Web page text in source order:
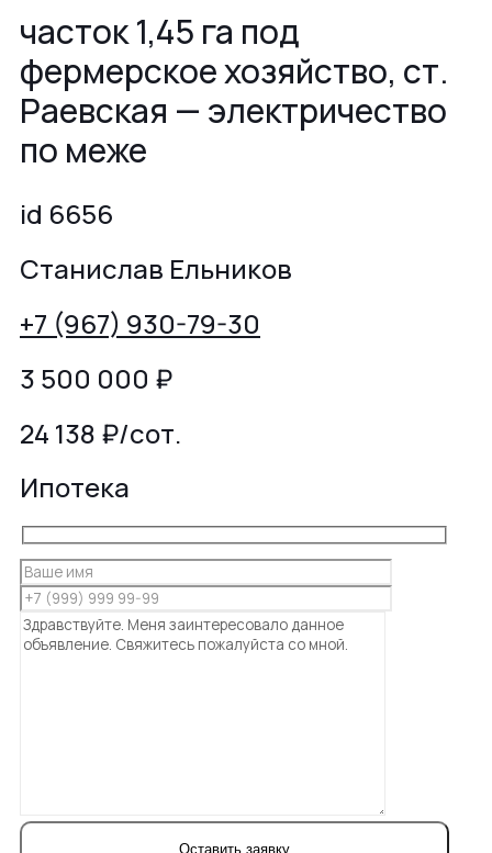
часток 1,45 га под
фермерское хозяйство, ст.
Раевская — электричество
по меже
id 6656
Станислав Ельников
+7 (967) 930-79-30
3 500 000 ₽
24 138 ₽/сот.
Ипотека